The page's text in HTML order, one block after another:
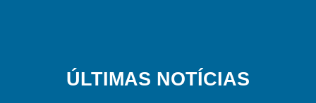
ÚLTIMAS NOTÍCIAS